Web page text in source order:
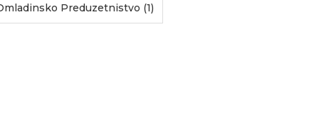
Preduzetnistvo (1)